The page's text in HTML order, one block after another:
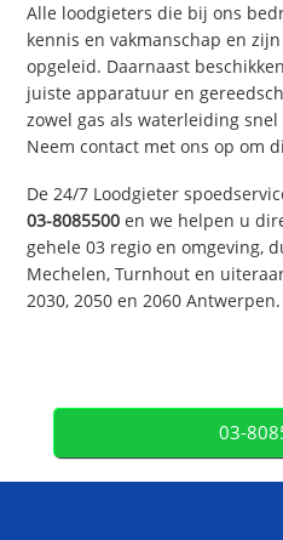
Alle loodgieters die bij ons
kennis en vakmanschap en
opgeleid. Daarnaast
juiste apparatuur en
zowel gas als waterleiding
Neem contact met ons op om
De 24/7 Loodgieter
03-8085500 en we helpen u
gehele 03 regio en omgeving,
Mechelen, Turnhout en
2030, 2050 en 2060 Antwerpen.
03-